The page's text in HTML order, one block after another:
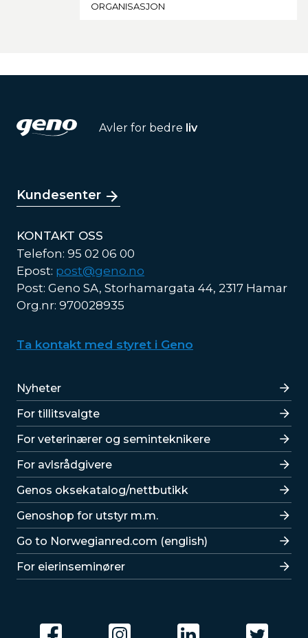
ORGANISASJON
Avler for bedre liv
Kundesenter
KONTAKT OSS
Telefon: 95 02 06 00
Epost: post@geno.no
Post: Geno SA, Storhamargata 44, 2317 Hamar
Org.nr: 970028935
Ta kontakt med styret i Geno
Lenker
Nyheter
For tillitsvalgte
For veterinærer og seminteknikere
For avlsrådgivere
Lenker
Genos oksekatalog/nettbutikk
Genoshop for utstyr m.m.
Go to Norwegianred.com (english)
For eierinseminører